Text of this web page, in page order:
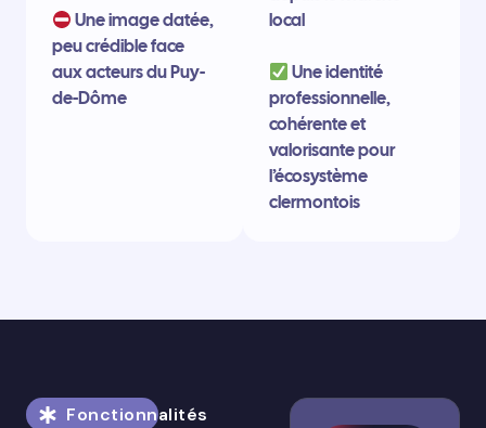
Une image datée,
peu crédible face
aux acteurs du Puy-
de-Dôme
local
Une identité
professionnelle,
cohérente et
valorisante pour
l’écosystème
clermontois
Fonctionnalités